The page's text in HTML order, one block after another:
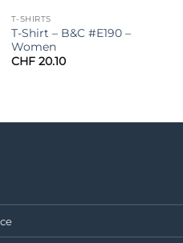
T-SHIRTS
T-Shirt – B&C #E190 –
Women
CHF20.10